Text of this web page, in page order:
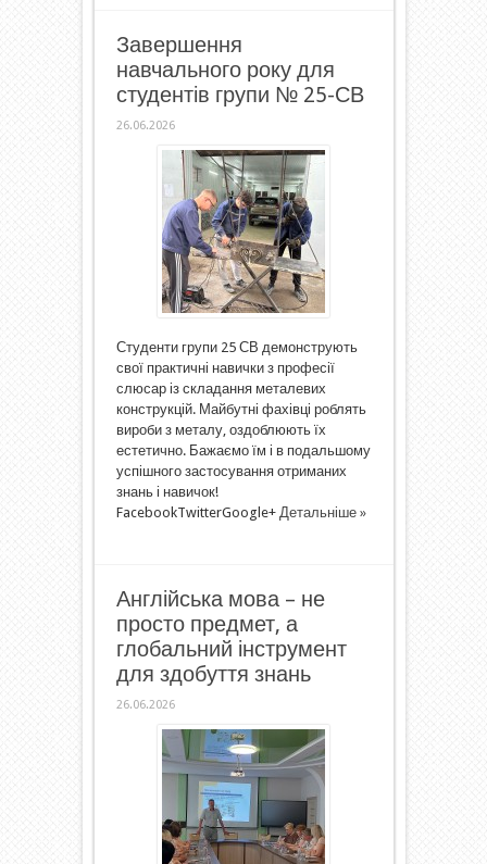
Завершення
навчального року для
студентів групи № 25-СВ
26.06.2026
Студенти групи 25 СВ демонструють
свої практичні навички з професії
слюсар із складання металевих
конструкцій. Майбутні фахівці роблять
вироби з металу, оздоблюють їх
естетично. Бажаємо їм і в подальшому
успішного застосування отриманих
знань і навичок!
FacebookTwitterGoogle+ Детальніше »
Англійська мова – не
просто предмет, а
глобальний інструмент
для здобуття знань
26.06.2026